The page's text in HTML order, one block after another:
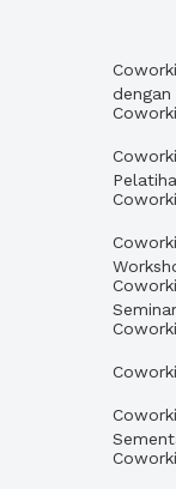
dengan
Seminar